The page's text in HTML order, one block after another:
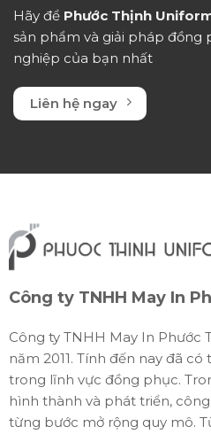
Hãy để Phước Thịnh
sản phẩm và giải pháp đồng
nghiệp của bạn nhất
Liên hệ ngay
Công ty TNHH May In
Công ty TNHH May In Phước
năm 2011. Tính đến nay đã
trong lĩnh vực đồng phục.
hình thành và phát triển,
từng bước mở rộng quy mô.